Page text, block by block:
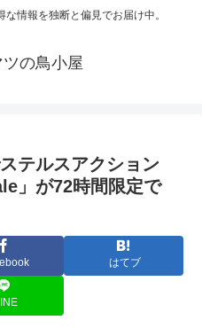
情報を独断と偏見でお届け中。
の鳥小屋
テルスアクション
」が72時間限定で
はてブ